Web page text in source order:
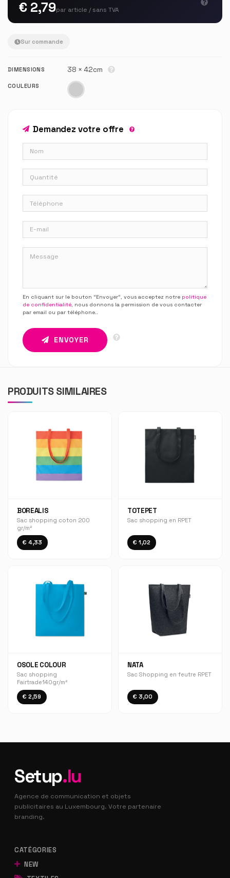
€ 2,79par article / sans TVA
Sur commande
DIMENSIONS 38 × 42cm
COULEURS
Demandez votre offre
En cliquant sur le bouton “Envoyer”, vous acceptez notre politique
de confidentialité, nous donnons la permission de vous contacter
par email ou par téléphone..
ENVOYER
PRODUITS SIMILAIRES
BOREALIS
Sac shopping coton 200
gr/m²
€ 4,33
TOTEPET
Sac shopping en RPET
€ 1,02
OSOLE COLOUR
Sac shopping
Fairtrade140gr/m²
€ 2,59
NATA
Sac Shopping en feutre RPET
€ 3,00
Setup.lu
Agence de communication et objets
publicitaires au Luxembourg. Votre partenaire
branding.
CATÉGORIES
NEW